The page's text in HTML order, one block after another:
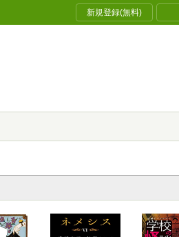
新規登録(無料)